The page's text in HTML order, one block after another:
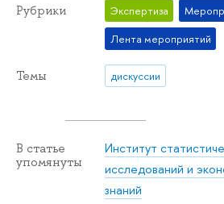
Рубрики Экспертиза
Лента мероприятий
Темы дискуссии
В статье
упомянуты
Институт
исследований и
знаний